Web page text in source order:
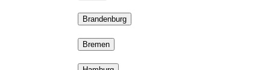
Brandenburg
Bremen